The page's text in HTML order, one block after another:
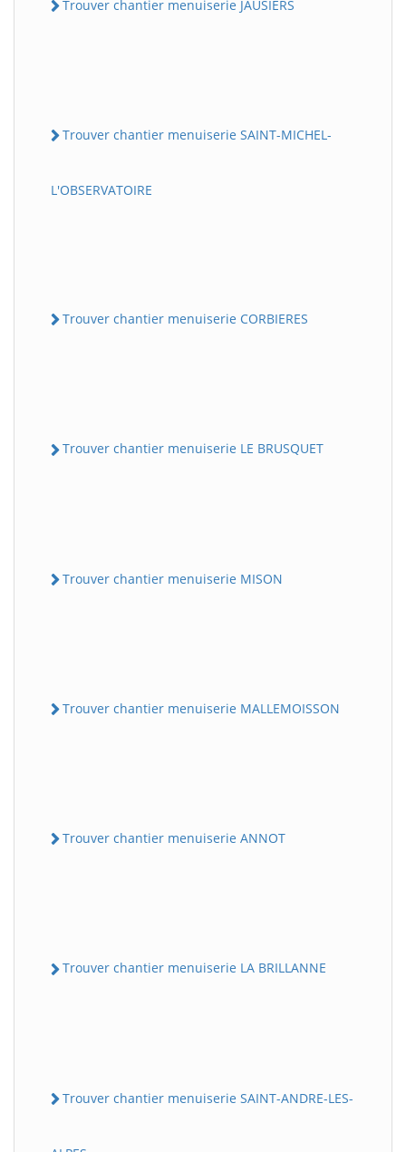
Trouver chantier menuiserie JAUSIERS
Trouver chantier menuiserie SAINT-MICHEL-
L'OBSERVATOIRE
Trouver chantier menuiserie CORBIERES
Trouver chantier menuiserie LE BRUSQUET
Trouver chantier menuiserie MISON
Trouver chantier menuiserie MALLEMOISSON
Trouver chantier menuiserie ANNOT
Trouver chantier menuiserie LA BRILLANNE
Trouver chantier menuiserie SAINT-ANDRE-LES-